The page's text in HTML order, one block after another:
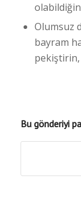
Olumsuz
bayram
Bu gönderiyi